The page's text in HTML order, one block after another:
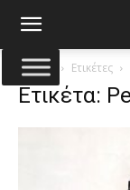
Αρχική Ετικέτες
Ετικέτα: